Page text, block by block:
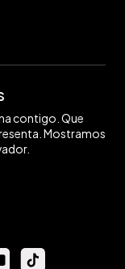
contigo. Que
Mostramos